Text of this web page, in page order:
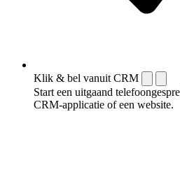
Klik & bel vanuit CRM
Start een uitgaand
CRM-applicatie of een website.